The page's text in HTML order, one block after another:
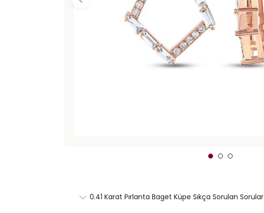
0.41 Karat Pırlanta Baget Küpe Sıkça Sorulan Sorular